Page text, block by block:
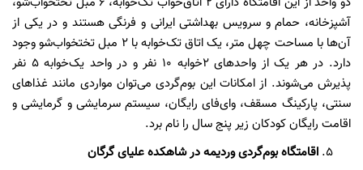
آشپزخانه، حمام و سرویس بهداشتی ایرانی و فرنگی هستند و در یکی از
آن‌ها با مساحت چهل متر، یک اتاق تک‌خوابه با 2 مبل تختخواب‌شو وجود
دارد. در هر یک از واحدهای 2خوابه 10 نفر و در واحد یک‌خوابه 5 نفر
پذیرش می‌شوند. از امکانات این بوم‌گردی می‌توان مواردی مانند غذاهای
سنتی، پارکینگ مسقف، وای‌فای رایگان، سیستم سرمایشی و گرمایشی و
اقامت رایگان کودکان زیر پنج سال را نام برد.
اقامتگاه بوم‌گردی وردیمه در شاهکده علیای گرگان